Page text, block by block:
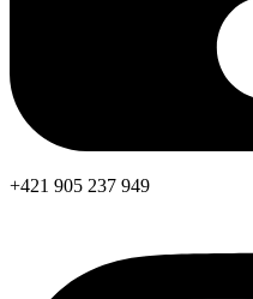
+421 905 237 949